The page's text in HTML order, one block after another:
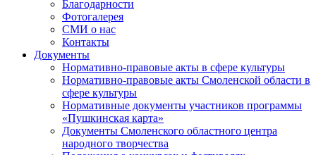
Благодарности
Фотогалерея
СМИ о нас
Контакты
Документы
Нормативно-правовые акты в сфере культуры
Нормативно-правовые акты Смоленской области в
сфере культуры
Нормативные документы участников программы
«Пушкинская карта»
Документы Смоленского областного центра
народного творчества